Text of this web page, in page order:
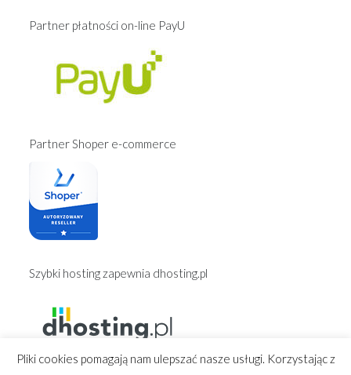
Partner płatności on-line PayU
Partner Shoper e-commerce
Szybki hosting zapewnia dhosting.pl
Pliki cookies pomagają nam ulepszać nasze usługi. Korzystając z